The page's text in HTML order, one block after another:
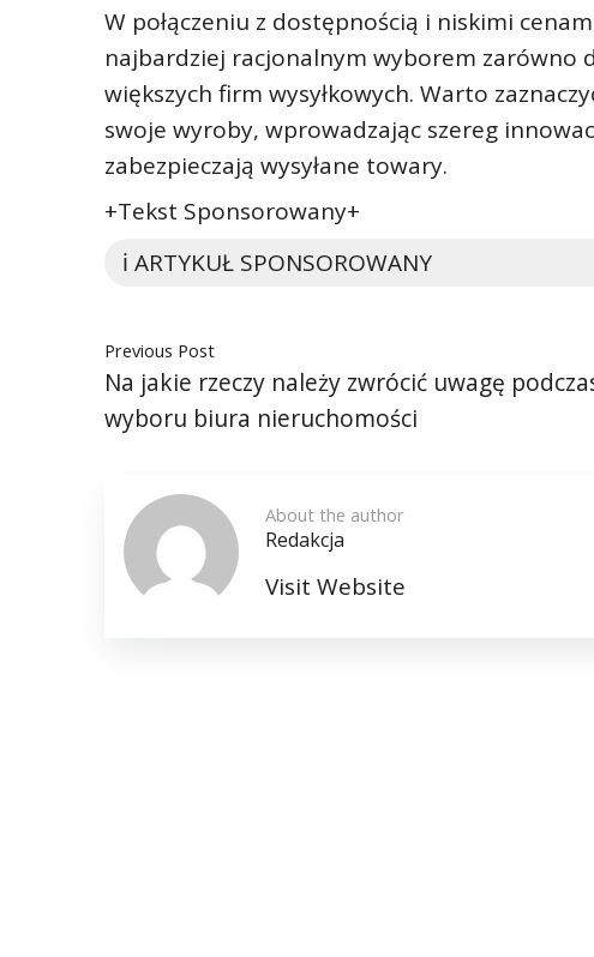
W połączeniu z dostępnością i niskimi
najbardziej racjonalnym wyborem zarówno
większych firm wysyłkowych. Warto
swoje wyroby, wprowadzając szereg
zabezpieczają wysyłane towary.
+Tekst Sponsorowany+
ℹ️ ARTYKUŁ SPONSOROWANY
Previous Post
Na jakie rzeczy należy zwrócić uwagę
wyboru biura nieruchomości
About the author
Redakcja
Visit Website